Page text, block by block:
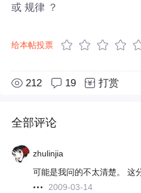
或 规律 ？
给本帖投票
212 19 打赏
全部评论
zhulinjia
可能是我问的不太清楚。 这
2009-03-14